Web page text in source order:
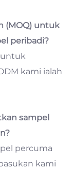
(MOQ) untuk
peribadi?
untuk
kami ialah
sampel
percuma
kami